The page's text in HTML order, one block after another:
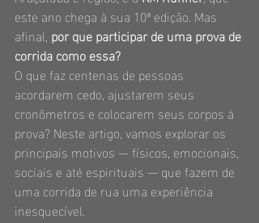
este ano chega à sua 10ª edição. Mas
afinal, por que participar de uma prova de
corrida como essa?
O que faz centenas de pessoas
acordarem cedo, ajustarem seus
cronômetros e colocarem seus corpos à
prova? Neste artigo, vamos explorar os
principais motivos — físicos, emocionais,
sociais e até espirituais — que fazem de
uma corrida de rua uma experiência
inesquecível.